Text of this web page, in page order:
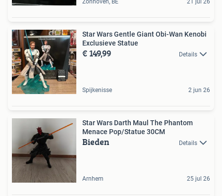
Zonhoven, BE 21 jul 26
Star Wars Gentle Giant Obi-Wan Kenobi
Exclusieve Statue
€ 149,99 Details
Spijkenisse 2 jun 26
Star Wars Darth Maul The Phantom
Menace Pop/Statue 30CM
Bieden Details
Arnhem 25 jul 26